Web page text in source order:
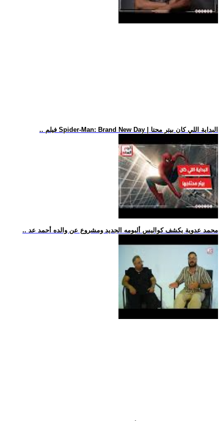
.. فيلم Spider-Man: Brand New Day | البداية اللي كان بيتر محتا
.. محمد عدوية يكشف كواليس ألبومه الجديد ومشروع عن والده أحمد عد